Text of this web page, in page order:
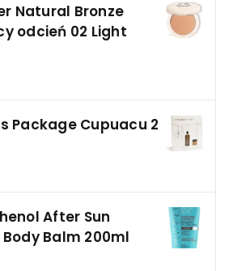
Natural Bronze
odcień 02 Light
Package Cupuacu 2
After Sun
Balm 200ml